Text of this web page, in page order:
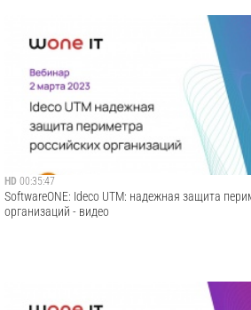
HD 00:35:47
SoftwareONE: Ideco UTM: надежная защита
организаций - видео